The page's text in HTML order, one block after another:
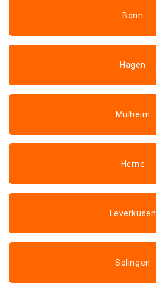
Bonn
Hagen
Mülheim
Herne
Leverkusen
Solingen